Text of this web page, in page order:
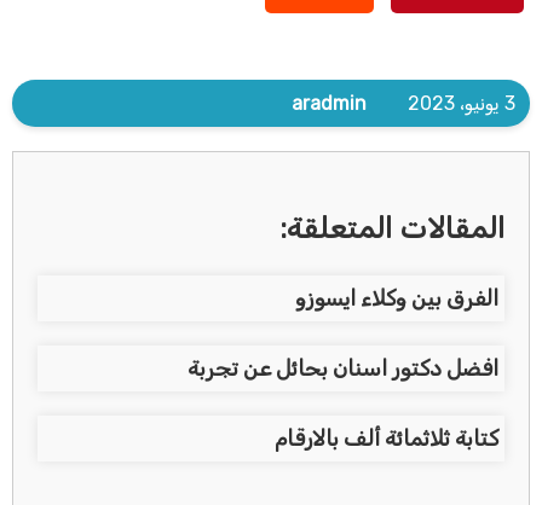
3 يونيو، 2023 aradmin
المقالات المتعلقة:
الفرق بين وكلاء ايسوزو
افضل دكتور اسنان بحائل عن تجربة
كتابة ثلاثمائة ألف بالارقام